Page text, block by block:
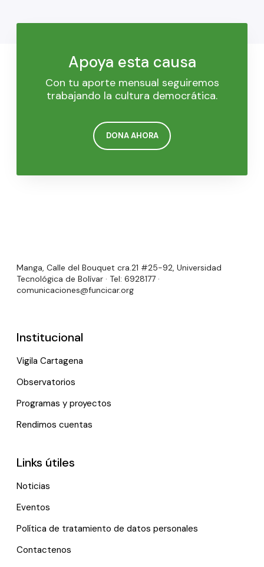
Apoya esta causa
Con tu aporte mensual seguiremos
trabajando la cultura democrática.
DONA AHORA
Manga, Calle del Bouquet cra.21 #25-92, Universidad
Tecnológica de Bolívar · Tel: 6928177 ·
comunicaciones@funcicar.org
Institucional
Vigila Cartagena
Observatorios
Programas y proyectos
Rendimos cuentas
Links útiles
Noticias
Eventos
Política de tratamiento de datos personales
Contactenos